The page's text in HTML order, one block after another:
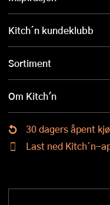
Kitch´n kundeklubb
Sortiment
Om Kitch'n
30 dagers åpent
Last ned Kitch´n-